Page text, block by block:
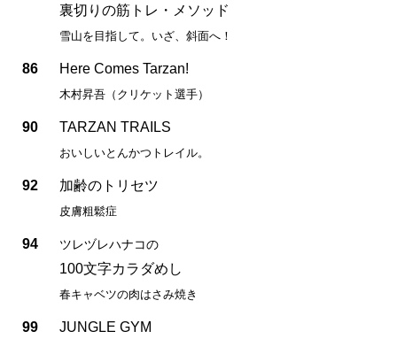
裏切りの筋トレ・メソッド
雪山を目指して。いざ、斜面へ！
86 Here Comes Tarzan!
木村昇吾（クリケット選手）
90 TARZAN TRAILS
おいしいとんかつトレイル。
92 加齢のトリセツ
皮膚粗鬆症
94 ツレヅレハナコの
100文字カラダめし
春キャベツの肉はさみ焼き
99 JUNGLE GYM